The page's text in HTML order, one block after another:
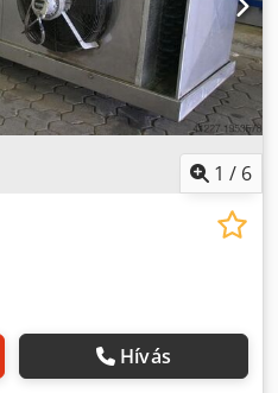
1 / 6
Hívás